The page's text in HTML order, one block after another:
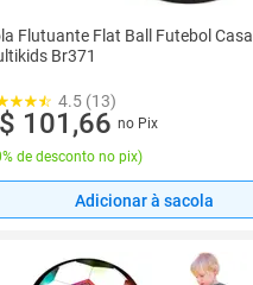
Flutuante Flat Ball Futebol Casa
Br371
4.5 (13)
101,66 no Pix
de desconto no pix)
Adicionar à sacola